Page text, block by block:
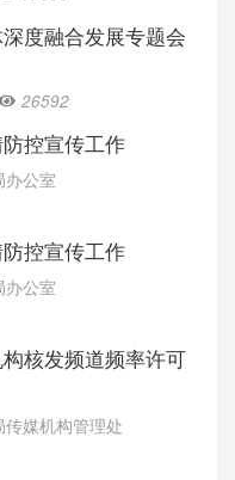
度融合发展专题会
26592
控宣传工作
办公室
控宣传工作
办公室
核发频道频率许可
传媒机构管理处